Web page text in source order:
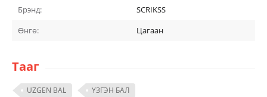
Брэнд:
SCRIKSS
Өнгө:
Цагаан
Тааг
UZGEN BAL ҮЗГЭН БАЛ